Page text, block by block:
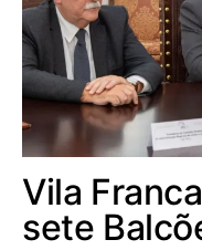
Vila
sete